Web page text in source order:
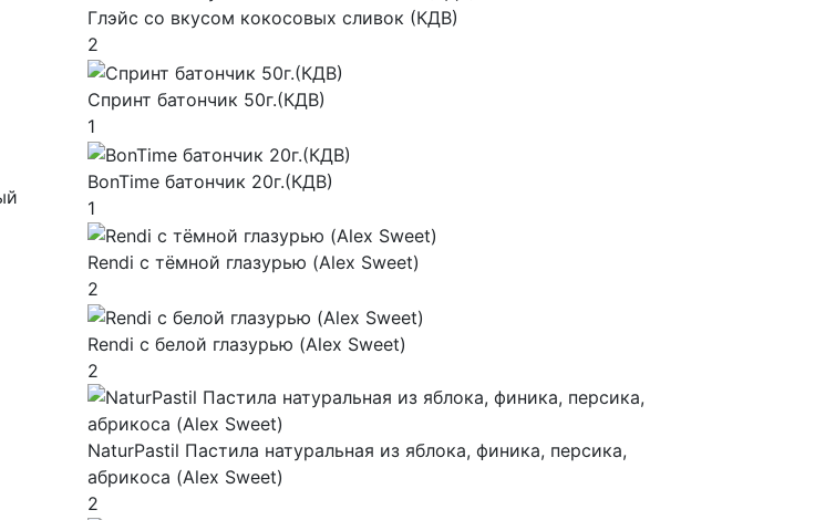
Глэйс со вкусом кокосовых сливок (КДВ)
2
Спринт батончик 50г.(КДВ)
1
BonTime батончик 20г.(КДВ)
1
Rendi с тёмной глазурью (Alex Sweet)
2
Rendi с белой глазурью (Alex Sweet)
2
NaturPastil Пастила натуральная из яблока, финика, персика,
абрикоса (Alex Sweet)
2